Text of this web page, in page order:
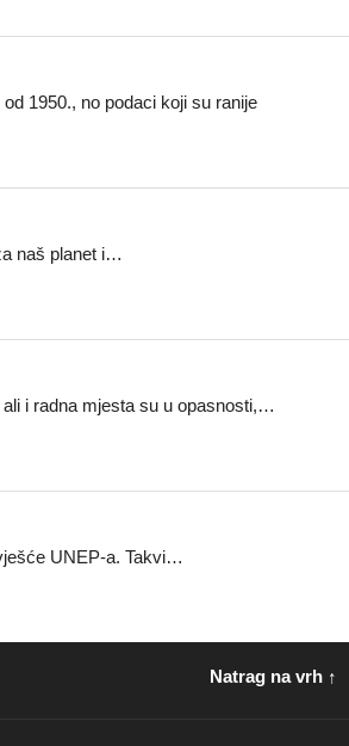
1950., no podaci koji su ranije
naš planet i…
i radna mjesta su u opasnosti,…
UNEP-a. Takvi…
Natrag na vrh ↑